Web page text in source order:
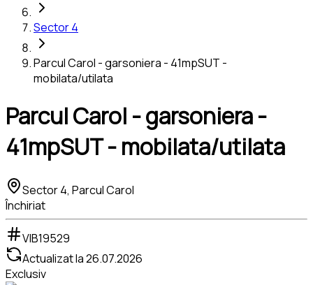
Sector 4
Parcul Carol - garsoniera - 41mpSUT -
mobilata/utilata
Parcul Carol - garsoniera -
41mpSUT - mobilata/utilata
Sector 4, Parcul Carol
Închiriat
VIB19529
Actualizat la26.07.2026
Exclusiv